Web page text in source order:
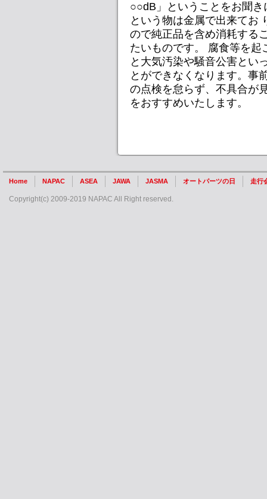
○○dB」ということをお聞
という物は金属で出来てお
ので純正品を含め消耗する
たいものです。 腐食等を
と大気汚染や騒音公害とい
とができなくなります。事
の点検を怠らず、不具合が
をおすすめいたします。
Home NAPAC ASEA JAWA JASMA オートパーツの日 走行
Copyright(c) 2009-2019 NAPAC All Right reserved.